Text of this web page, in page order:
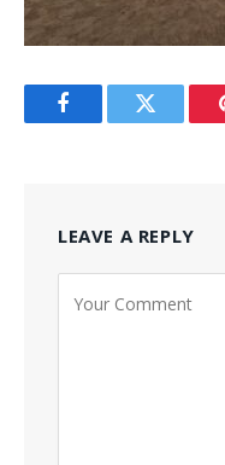
FacebookTwitter
LEAVE A REPLY